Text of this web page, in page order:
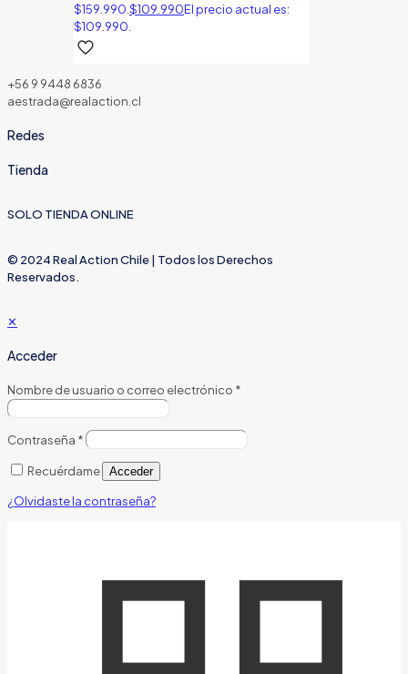
$159.990. $109.990El precio actual es:
$109.990.
+56 9 9448 6836
aestrada@realaction.cl
Redes
Tienda
SOLO TIENDA ONLINE
© 2024 Real Action Chile | Todos los Derechos
Reservados.
✕
Acceder
Nombre de usuario o correo electrónico *
Contraseña *
Recuérdame Acceder
¿Olvidaste la contraseña?